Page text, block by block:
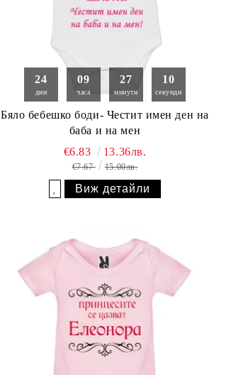
24
дни
09
часа
27
минути
09
секунди
Бяло бебешко боди- Честит имен ден на
баба и на мен
€6.83 13.36лв.
€7.67 15.00лв.
Виж детайли